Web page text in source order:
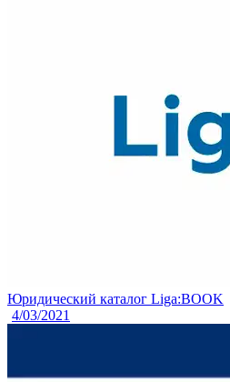
Юридический каталог Liga:BOOK
4/03/2021